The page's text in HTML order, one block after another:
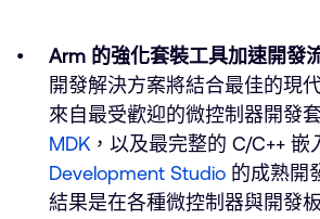
Arm 的強化套裝工具加速開發
開發解決方案將結合最佳的現
來自最受歡迎的微控制器開發
MDK ，以及最完整的 C/C++
Development Studio 的成熟開
結果是在各種微控制器與開發